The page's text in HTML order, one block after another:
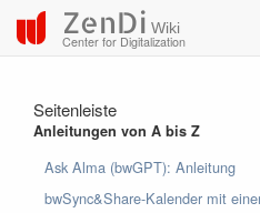
ZenDi Wiki
Center for Digitalization
Seitenleiste
Anleitungen von A bis Z
Ask Alma (bwGPT): Anleitung
bwSync&Share-Kalender mit